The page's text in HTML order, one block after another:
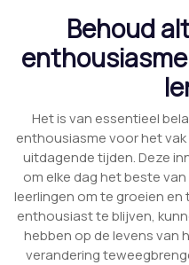
Behoud
Het is van essentieel
enthousiasme voor het
uitdagende tijden. Deze
om elke dag het beste
leerlingen om te groeien en
enthousiast te blijven,
hebben op de levens van
verandering